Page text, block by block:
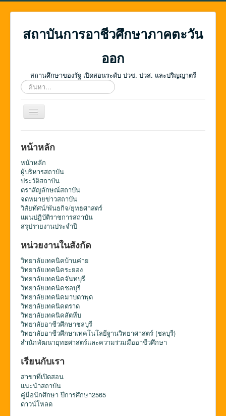
สถาบันการอาชีวศึกษาภาคตะวัน
ออก
สถานศึกษาของรัฐ เปิดสอนระดับ ปวช. ปวส. และปริญญาตรี
ค้นหา...
สลับ
เน
ชั่น
หน้าหลัก
หน้าหลัก
ผู้บริหารสถาบัน
ประวัติสถาบัน
ตราสัญลักษณ์สถาบัน
จดหมายข่าวสถาบัน
วิสัยทัศน์/พันธกิจ/ยุทธศาสตร์
แผนปฎิบัติราชการสถาบัน
สรุปรายงานประจำปี
หน่วยงานในสังกัด
วิทยาลัยเทคนิคบ้านค่าย
วิทยาลัยเทคนิคระยอง
วิทยาลัยเทคนิคจันทบุรี
วิทยาลัยเทคนิคชลบุรี
วิทยาลัยเทคนิคมาบตาพุด
วิทยาลัยเทคนิคตราด
วิทยาลัยเทคนิคสัตหีบ
วิทยาลัยอาชีวศึกษาชลบุรี
วิทยาลัยอาชีวศึกษาเทคโนโลยีฐานวิทยาศาสตร์ (ชลบุรี)
สำนักพัฒนายุทธศาสตร์และความร่วมมืออาชีวศึกษา
เรียนกับเรา
สาขาที่เปิดสอน
แนะนำสถาบัน
คู่มือนักศึกษา ปีการศึกษา2565
ดาวน์โหลด